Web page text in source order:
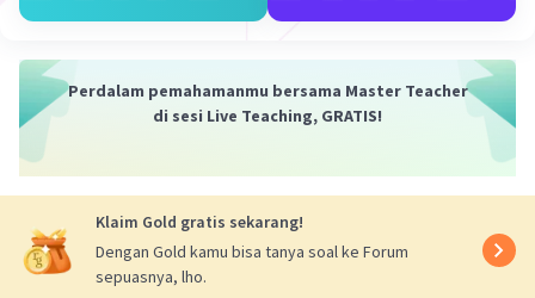
Iklan
Perdalam pemahamanmu bersama Master Teacher
di sesi Live Teaching, GRATIS!
Klaim Gold gratis sekarang!
Dengan Gold kamu bisa tanya soal ke Forum
sepuasnya, lho.